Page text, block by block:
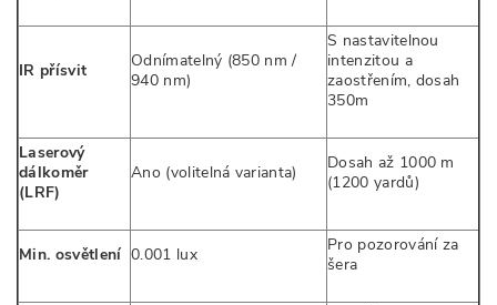
IR přísvit
Odnímatelný (850 nm /
940 nm)
S nastavitelnou
intenzitou a
zaostřením, dosah
350m
Laserový
dálkoměr
(LRF)
Ano (volitelná varianta)
Dosah až 1000 m
(1200 yardů)
Min. osvětlení 0.001 lux
Pro pozorování za
šera